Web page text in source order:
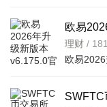
欧易
理财 /
SWFTC